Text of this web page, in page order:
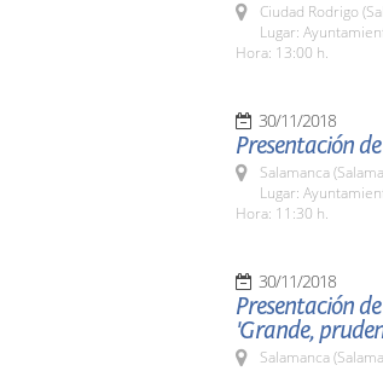
Ciudad Rodrigo
Lugar:
Hora: 13:00 h.
30/11/2018
Presentación
Salamanca
Lugar:
Hora: 11:30 h.
30/11/2018
Presentación
'Grande,
Salamanca